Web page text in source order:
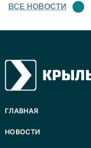
ВСЕ НОВОСТИ
ГЛАВНАЯ
НОВОСТИ